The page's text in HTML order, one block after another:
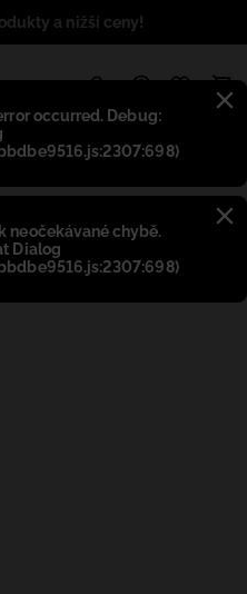
occurred. Debug:
neočekávané chybě.
Dialog
a nižší ceny!